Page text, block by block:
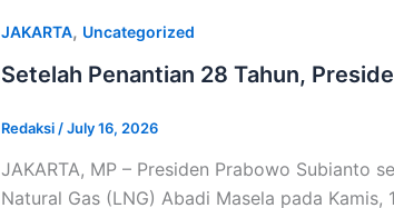
JAKARTA, Uncategorized
Setelah Penantian 28 Tahun,
Redaksi /July 16, 2026
JAKARTA, MP – Presiden Prabowo Subianto
Natural Gas (LNG) Abadi Masela pada